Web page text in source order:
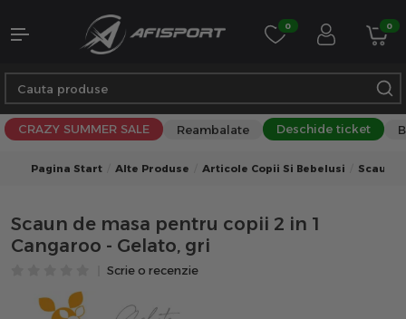
0 0
CRAZY SUMMER SALE Reambalate Deschide ticket
Pagina Start Alte Produse Articole Copii Si Bebelusi Scaune
Scaun de masa pentru copii 2 in 1
Cangaroo - Gelato, gri
Scrie o recenzie